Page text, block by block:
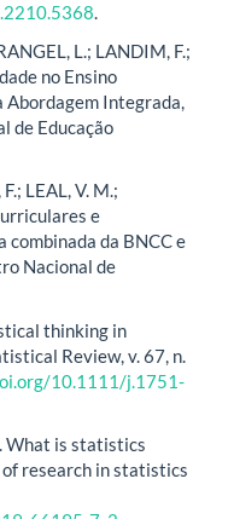
.
L.; LANDIM, F.;
no Ensino
Abordagem Integrada,
de Educação
LEAL, V. M.;
e
da BNCC e
Nacional de
thinking in
Review, v. 67, n.
10.1111/j.1751-
What is statistics
research in statistics